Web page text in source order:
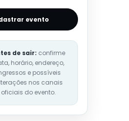
evento
de sair: confirme
horário, endereço,
e possíveis
nos canais
oficiais do evento.